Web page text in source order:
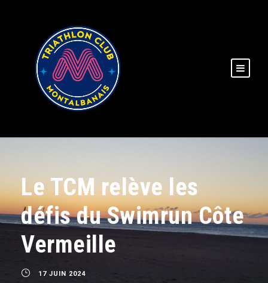
Le TCM relève les
défis du Swimrun Côte
Vermeille
17 JUIN 2024